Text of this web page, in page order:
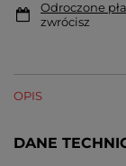
Odroczone
zwrócisz
OPIS
DANE